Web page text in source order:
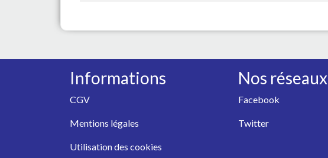
Informations
CGV
Mentions légales
Utilisation des cookies
Nos réseaux
Facebook
Twitter